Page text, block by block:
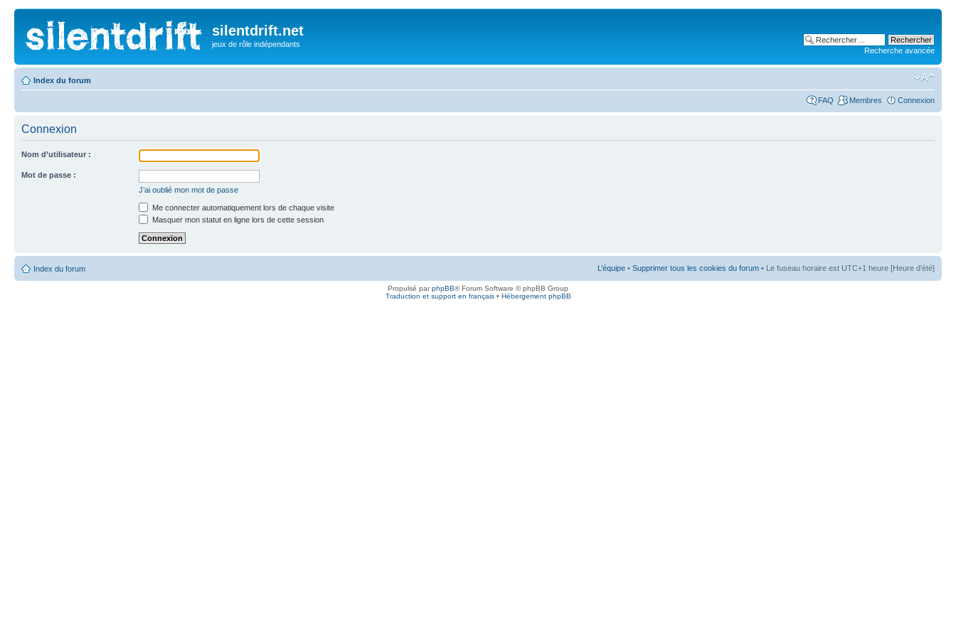
silentdrift.net
jeux de rôle indépendants
Recherche avancée
Index du forum
FAQ Membres Connexion
Connexion
Nom d’utilisateur :
Mot de passe :
J’ai oublié mon mot de passe
Me connecter automatiquement lors de chaque visite
Masquer mon statut en ligne lors de cette session
Index du forum L’équipe • Supprimer tous les cookies du forum • Le fuseau horaire est UTC+1 heure [Heure d’été]
Propulsé parphpBB® Forum Software © phpBB Group
Traduction et support en français• Hébergement phpBB